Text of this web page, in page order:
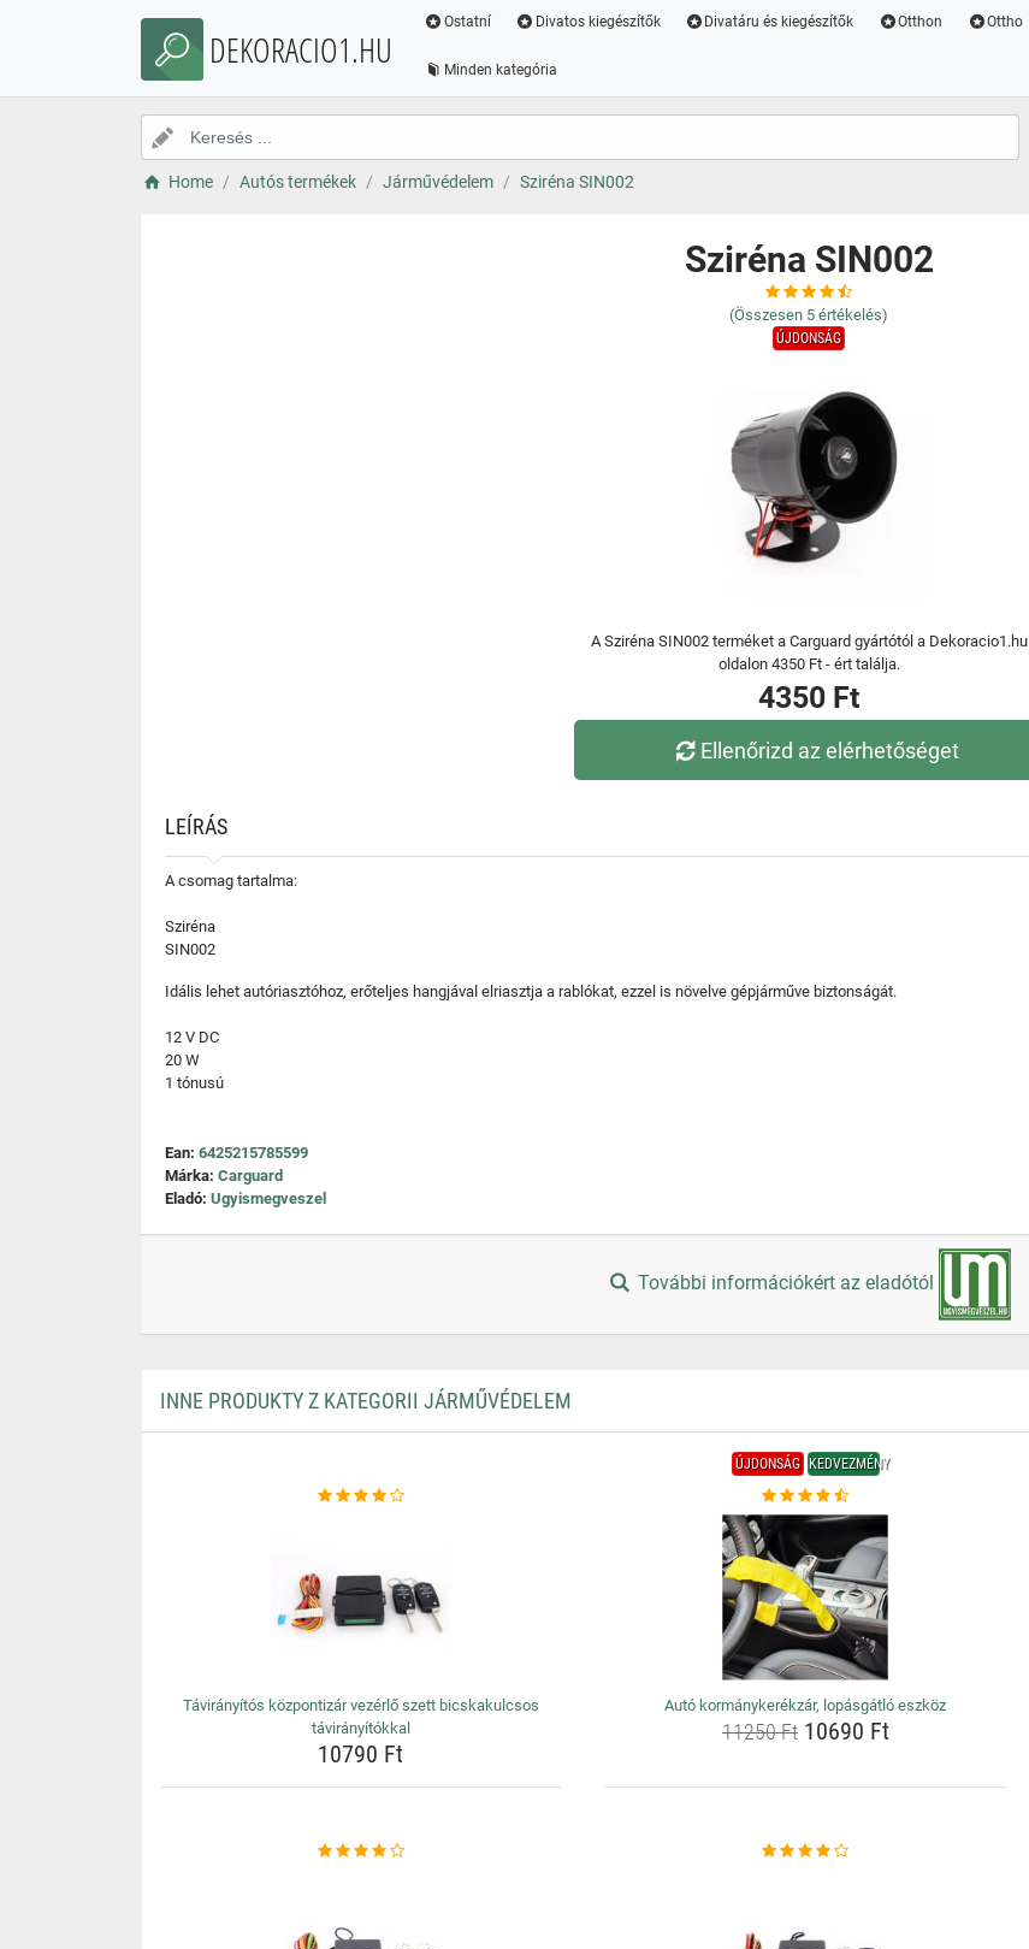
DEKORACIO1.HU
Ostatní Divatos kiegészítők Divatáru és kiegészítők Otthon Ottho
Minden kategória
Home Autós termékek Járművédelem Sziréna SIN002
Sziréna SIN002
(Összesen 5 értékelés)
ÚJDONSÁG
A Sziréna SIN002 terméket a Carguard gyártótól a Dekoracio1.hu
oldalon 4350 Ft - ért találja.
4350 Ft
Ellenőrizd az elérhetőséget
LEÍRÁS
A csomag tartalma:
Sziréna
SIN002
Idális lehet autóriasztóhoz, erőteljes hangjával elriasztja a rablókat, ezzel is növelve gépjárműve biztonságát.
12 V DC
20 W
1 tónusú
Ean: 6425215785599
Márka: Carguard
Eladó: Ugyismegveszel
További információkért az eladótól
INNE PRODUKTY Z KATEGORII JÁRMŰVÉDELEM
Távirányítós központizár vezérlő szett bicskakulcsos
távirányítókkal
10790 Ft
ÚJDONSÁG KEDVEZMÉNY
Autó kormánykerékzár, lopásgátló eszköz
11250 Ft10690 Ft